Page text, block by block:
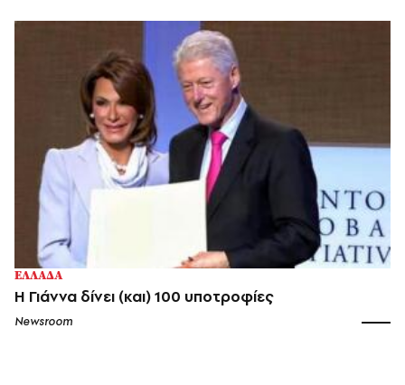
ΕΛΛΑΔΑ
Η Γιάννα δίνει (και) 100 υποτροφίες
Newsroom